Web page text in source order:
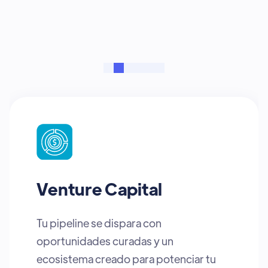
Venture Capital
Tu pipeline se dispara con
oportunidades curadas y un
ecosistema creado para potenciar tu